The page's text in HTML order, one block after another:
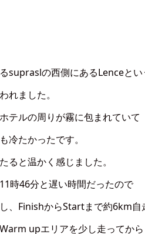
supraslの西側にあるLenceと
れました。
テルの周りが霧に包まれていて
冷たかったです。
ると温かく感じました。
時46分と遅い時間だったので
、FinishからStartまで約6km自
upエリアを少し走ってから